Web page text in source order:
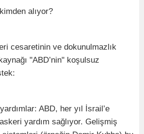
alıyor?
cesaretinin ve dokunulmazlık
"ABD’nin" koşulsuz
ABD, her yıl İsrail’e
yardım sağlıyor. Gelişmiş